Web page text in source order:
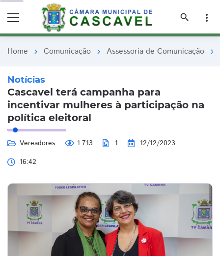
search
more_vert
Home chevron_right Comunicação chevron_right Assessoria de Comunicação chevron_right
Notícias
Cascavel terá campanha para
incentivar mulheres à participação na
política eleitoral
Vereadores 1.713 1
12/12/2023
16:42